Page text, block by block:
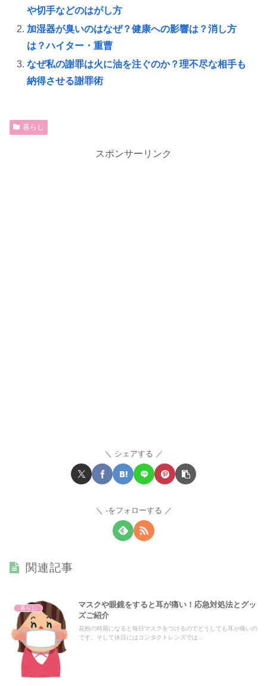
や切手などのはがし方
加湿器が臭いのはなぜ？健康への影響は？消し方
は？ハイター・重曹
なぜ私の謝罪は火に油を注ぐのか？理不尽な相手も
納得させる謝罪術
暮らし
スポンサーリンク
シェアする
-をフォローする
関連記事
暮らし
マスクや眼鏡をすると耳が痛い！応急対処法とグッ
ズご紹介
花粉の時期になると毎日マスクをつけるのでどうしても耳が痛いの
です。そして休日にはコンタクトレンズでは...